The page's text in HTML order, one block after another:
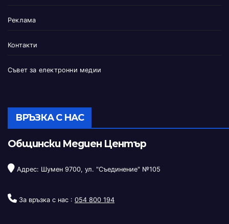
Реклама
Контакти
Съвет за електронни медии
ВРЪЗКА С НАС
Общински Медиен Център
Адрес: Шумен 9700, ул. "Съединение" №105
За връзка с нас : 054 800 194